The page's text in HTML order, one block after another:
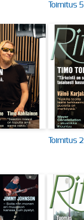
Toimitus
Toimitus